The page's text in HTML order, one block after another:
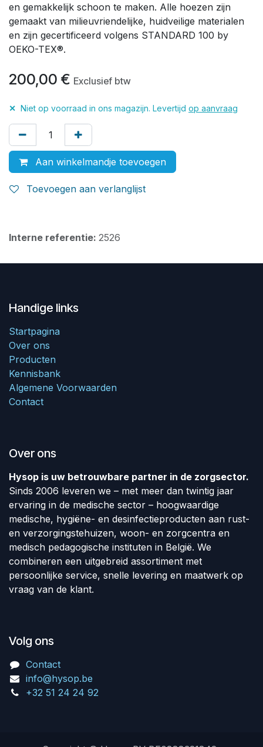
en gemakkelijk schoon te maken. Alle hoezen zijn
gemaakt van milieuvriendelijke, huidveilige materialen
en zijn gecertificeerd volgens STANDARD 100 by
OEKO-TEX®.
200,00 € Exclusief btw
✕ Niet op voorraad in ons magazijn. Levertijd op aanvraag
Aan winkelmandje toevoegen
Toevoegen aan verlanglijst
Interne referentie: 2526
Handige links
Startpagina
Over ons
Producten
Kennisbank
Algemene Voorwaarden
Contact
Over ons
Hysop is uw betrouwbare partner in de zorgsector.
Sinds 2006 leveren we – met meer dan twintig jaar
ervaring in de medische sector – hoogwaardige
medische, hygiëne- en desinfectieproducten aan rust-
en verzorgingstehuizen, woon- en zorgcentra en
medisch pedagogische instituten in België. We
combineren een uitgebreid assortiment met
persoonlijke service, snelle levering en maatwerk op
vraag van de klant.
Volg ons
Contact
info@hysop.be
+32 51 24 24 92